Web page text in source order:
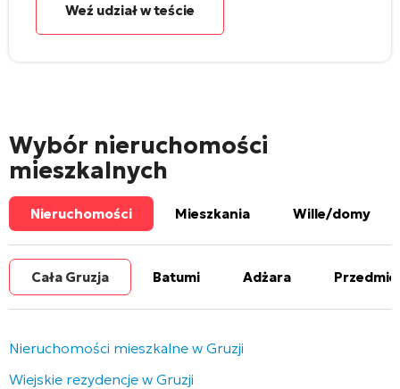
Weź udział w teście
Wybór nieruchomości
mieszkalnych
Nieruchomości Mieszkania Wille/domy
Cała Gruzja Batumi Adżara
Nieruchomości mieszkalne w Gruzji
Wiejskie rezydencje w Gruzji